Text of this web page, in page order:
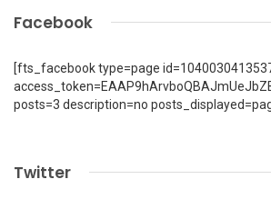
Facebook
[fts_facebook type=page
posts=3 description=no
Twitter